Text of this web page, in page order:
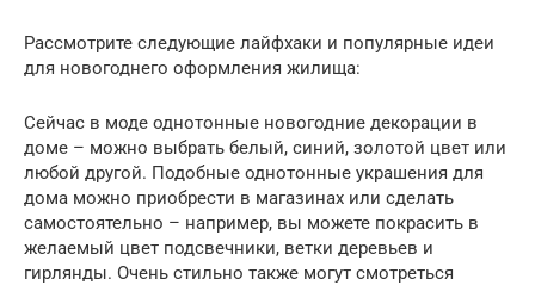
Рассмотрите следующие лайфхаки и популярные идеи
для новогоднего оформления жилища:
Сейчас в моде однотонные новогодние декорации в
доме – можно выбрать белый, синий, золотой цвет или
любой другой. Подобные однотонные украшения для
дома можно приобрести в магазинах или сделать
самостоятельно – например, вы можете покрасить в
желаемый цвет подсвечники, ветки деревьев и
гирлянды. Очень стильно также могут смотреться